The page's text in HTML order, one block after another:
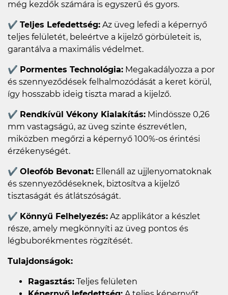
még kezdők számára is egyszerű és gyors.
✔ Teljes Lefedettség: Az üveg lefedi a képernyő
teljes felületét, beleértve a kijelző görbületeit is,
garantálva a maximális védelmet.
✔ Pormentes Technológia: Megakadályozza a por
és szennyeződések felhalmozódását a keret körül,
így hosszabb ideig tiszta marad a kijelző.
✔ Rendkívül Vékony Kialakítás: Mindössze 0,26
mm vastagságú, az üveg szinte észrevétlen,
miközben megőrzi a képernyő 100%-os érintési
érzékenységét.
✔ Oleofób Bevonat: Ellenáll az ujjlenyomatoknak
és szennyeződéseknek, biztosítva a kijelző
tisztaságát és átlátszóságát.
✔ Könnyű Felhelyezés: Az applikátor a készlet
része, amely megkönnyíti az üveg pontos és
légbuborékmentes rögzítését.
Tulajdonságok:
Ragasztás: Teljes felületen